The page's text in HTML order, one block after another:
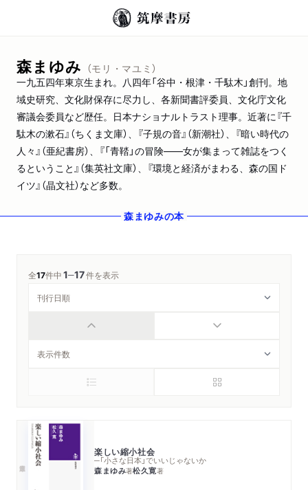
森まゆみ （モリ・マユミ）
一九五四年東京生まれ。八四年「谷中・根津・千駄木」創刊。地
域史研究、文化財保存に尽力し、各新聞書評委員、文化庁文化
審議会委員など歴任。日本ナショナルトラスト理事。近著に『千
駄木の漱石』（ちくま文庫）、『子規の音』（新潮社）、『暗い時代の
人々』（亜紀書房）、『「青鞜」の冒険――女が集まって雑誌をつく
るということ』（集英社文庫）、『環境と経済がまわる、森の国ド
イツ』（晶文社）など多数。
森まゆみの本
全17件中1─17件を表示
楽しい縮小社会
─「小さな日本」でいいじゃないか
森まゆみ著松久寛著